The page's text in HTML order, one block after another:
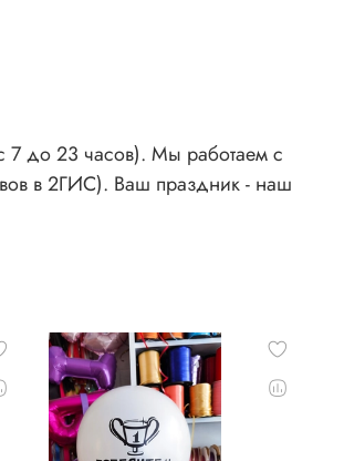
7 до 23 часов). Мы работаем с
в 2ГИС). Ваш праздник - наш